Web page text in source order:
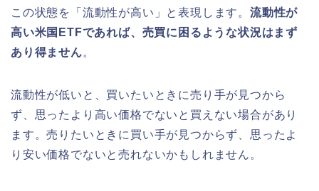
この状態を「流動性が高い」と表現します。 流動性が
高い米国ETFであれば、売買に困るような状況はまず
あり得ません。
流動性が低いと、買いたいときに売り手が見つから
ず、思ったより高い価格でないと買えない場合があり
ます。売りたいときに買い手が見つからず、思ったよ
り安い価格でないと売れないかもしれません。